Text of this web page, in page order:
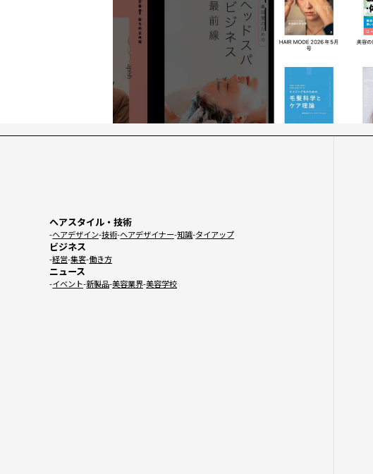
ヘアスタイル・技術
ヘアデザイン 技術 ヘアデザイナー 知識 タイアップ
ビジネス
経営 集客 働き方
ニュース
イベント 新製品 美容業界 美容学校